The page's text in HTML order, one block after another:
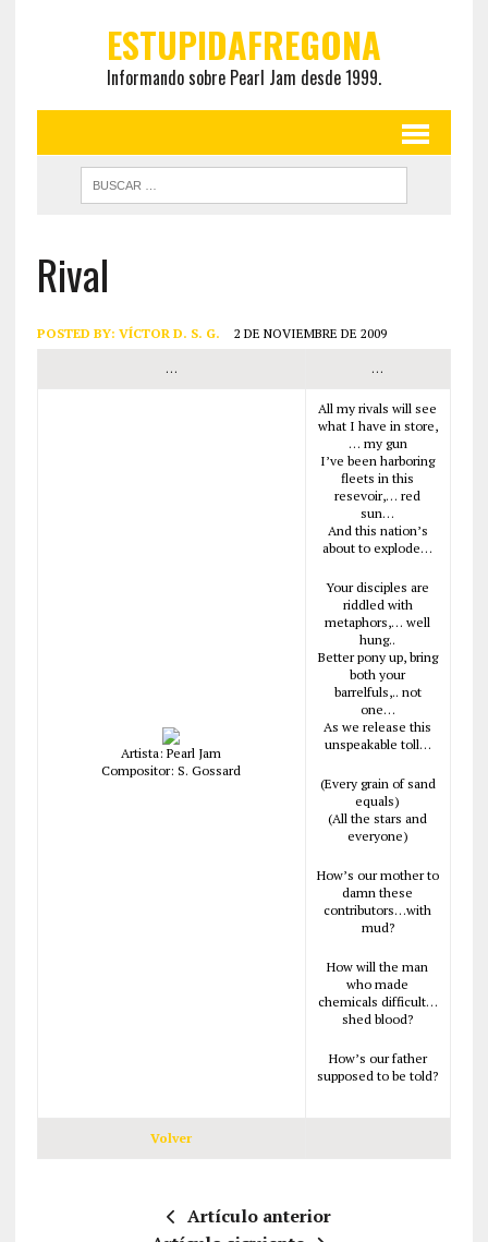
ESTUPIDAFREGONA
Informando sobre Pearl Jam desde 1999.
Rival
POSTED BY: VÍCTOR D. S. G. 2 DE NOVIEMBRE DE 2009
… …
Artista: Pearl Jam
Compositor: S. Gossard
All my rivals will see
what I have in store,
… my gun
I’ve been harboring
fleets in this
resevoir,… red
sun…
And this nation’s
about to explode…
Your disciples are
riddled with
metaphors,… well
hung..
Better pony up, bring
both your
barrelfuls,.. not
one…
As we release this
unspeakable toll…
(Every grain of sand
equals)
(All the stars and
everyone)
How’s our mother to
damn these
contributors…with
mud?
How will the man
who made
chemicals difficult…
shed blood?
How’s our father
supposed to be told?
Volver
Artículo anterior